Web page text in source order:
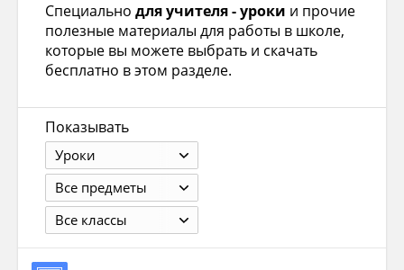
Специально для учителя - уроки и прочие
полезные материалы для работы в школе,
которые вы можете выбрать и скачать
бесплатно в этом разделе.
Показывать
Уроки
Все предметы
Все классы